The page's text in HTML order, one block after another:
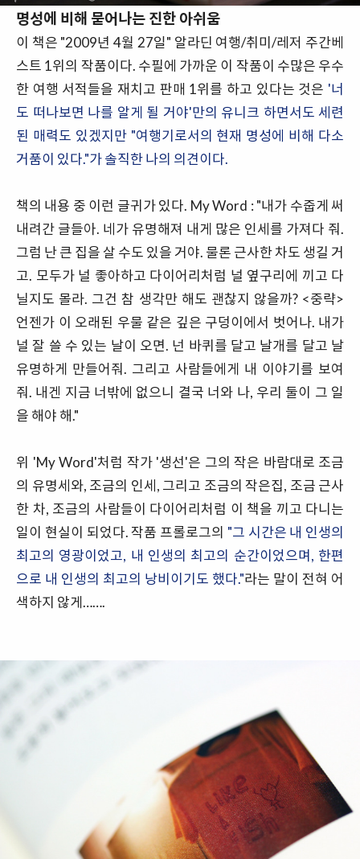
명성에 비해 묻어나는 진한 아쉬움
이 책은 "2009년 4월 27일" 알라딘 여행/취미/레저 주간베
스트 1위의 작품이다. 수필에 가까운 이 작품이 수많은 우수
한 여행 서적들을 재치고 판매 1위를 하고 있다는 것은 '너
도 떠나보면 나를 알게 될 거야'만의 유니크 하면서도 세련
된 매력도 있겠지만 "여행기로서의 현재 명성에 비해 다소
거품이 있다."가 솔직한 나의 의견이다.
책의 내용 중 이런 글귀가 있다. My Word : "내가 수줍게 써
내려간 글들아. 네가 유명해져 내게 많은 인세를 가져다 줘.
그럼 난 큰 집을 살 수도 있을 거야. 물론 근사한 차도 생길 거
고. 모두가 널 좋아하고 다이어리처럼 널 옆구리에 끼고 다
닐지도 몰라. 그건 참 생각만 해도 괜찮지 않을까? <중략>
언젠가 이 오래된 우물 같은 깊은 구덩이에서 벗어나. 내가
널 잘 쓸 수 있는 날이 오면. 넌 바퀴를 달고 날개를 달고 날
유명하게 만들어줘. 그리고 사람들에게 내 이야기를 보여
줘. 내겐 지금 너밖에 없으니 결국 너와 나, 우리 둘이 그 일
을 해야 해."
위 'My Word'처럼 작가 '생선'은 그의 작은 바람대로 조금
의 유명세와, 조금의 인세, 그리고 조금의 작은집, 조금 근사
한 차, 조금의 사람들이 다이어리처럼 이 책을 끼고 다니는
일이 현실이 되었다. 작품 프롤로그의 "그 시간은 내 인생의
최고의 영광이었고, 내 인생의 최고의 순간이었으며, 한편
으로 내 인생의 최고의 낭비이기도 했다."라는 말이 전혀 어
색하지 않게…….